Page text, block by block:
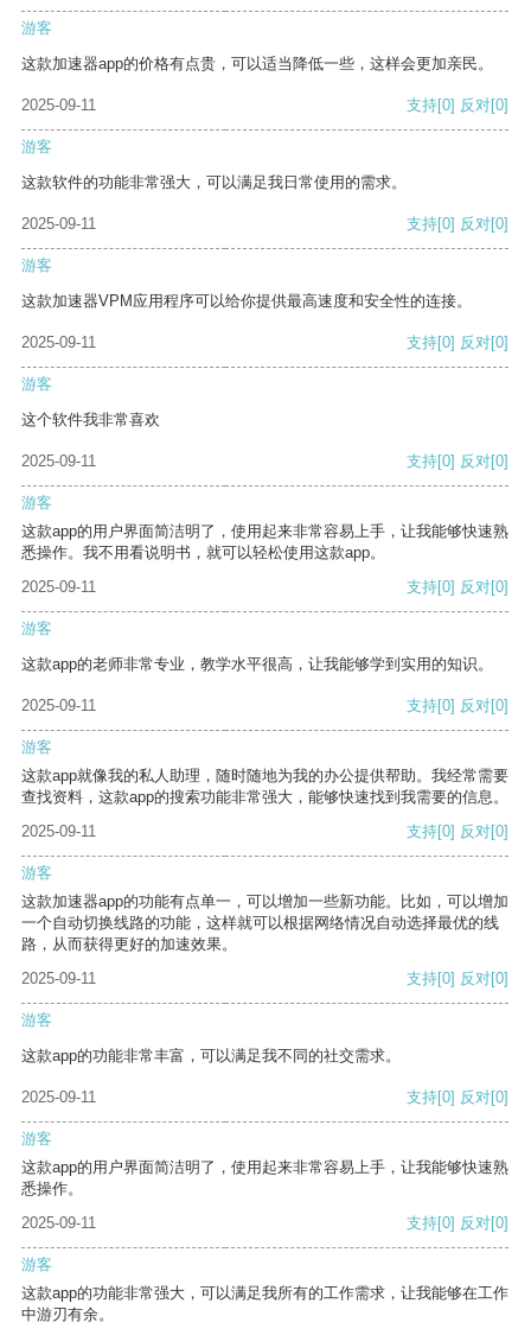
游客
这款加速器app的价格有点贵，可以适当降低一些，这样会更加亲民。
2025-09-11 支持[0] 反对[0]
游客
这款软件的功能非常强大，可以满足我日常使用的需求。
2025-09-11 支持[0] 反对[0]
游客
这款加速器VPM应用程序可以给你提供最高速度和安全性的连接。
2025-09-11 支持[0] 反对[0]
游客
这个软件我非常喜欢
2025-09-11 支持[0] 反对[0]
游客
这款app的用户界面简洁明了，使用起来非常容易上手，让我能够快速熟
悉操作。我不用看说明书，就可以轻松使用这款app。
2025-09-11
支持[0] 反对[0]
游客
这款app的老师非常专业，教学水平很高，让我能够学到实用的知识。
2025-09-11 支持[0] 反对[0]
游客
这款app就像我的私人助理，随时随地为我的办公提供帮助。我经常需要
查找资料，这款app的搜索功能非常强大，能够快速找到我需要的信息。
2025-09-11
支持[0] 反对[0]
游客
这款加速器app的功能有点单一，可以增加一些新功能。比如，可以增加
一个自动切换线路的功能，这样就可以根据网络情况自动选择最优的线
路，从而获得更好的加速效果。
2025-09-11
支持[0] 反对[0]
游客
这款app的功能非常丰富，可以满足我不同的社交需求。
2025-09-11 支持[0] 反对[0]
游客
这款app的用户界面简洁明了，使用起来非常容易上手，让我能够快速熟
悉操作。
2025-09-11
支持[0] 反对[0]
游客
这款app的功能非常强大，可以满足我所有的工作需求，让我能够在工作
中游刃有余。